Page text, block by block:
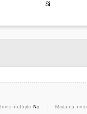
Sì
Invio multiplo: No
Modalità